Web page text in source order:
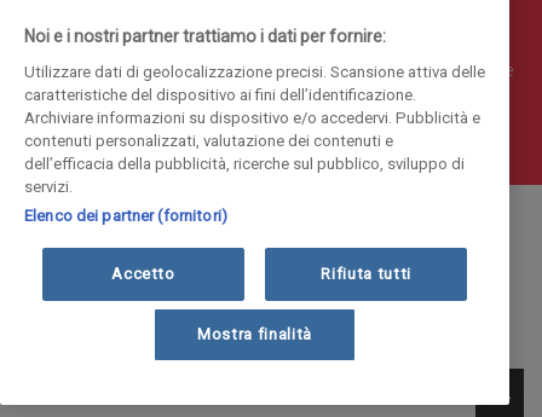
© COPYRIGHT 2018 - La Provincia di Como Editoriale S.p.a.
P.IVA 00190490136 - E' vietata la riproduzione anche parziale
Iscritta al Registro Imprese di Como al n. 10410 | Capitale
Sociale Euro 1.884.300 i.v.
Noi e i nostri partner trattiamo i dati per fornire:
Utilizzare dati di geolocalizzazione precisi. Scansione attiva delle
caratteristiche del dispositivo ai fini dell’identificazione.
Archiviare informazioni su dispositivo e/o accedervi. Pubblicità e
contenuti personalizzati, valutazione dei contenuti e
dell’efficacia della pubblicità, ricerche sul pubblico, sviluppo di
servizi.
Elenco dei partner (fornitori)
Accetto Rifiuta tutti
Mostra finalità